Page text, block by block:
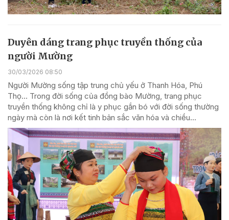
Duyên dáng trang phục truyền thống của
người Mường
30/03/2026 08:50
Người Mường sống tập trung chủ yếu ở Thanh Hóa, Phú
Thọ… Trong đời sống của đồng bào Mường, trang phục
truyền thống không chỉ là y phục gắn bó với đời sống thường
ngày mà còn là nơi kết tinh bản sắc văn hóa và chiều...